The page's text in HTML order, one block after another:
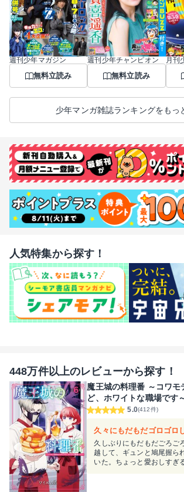
週刊少年マガジン
無料立読み
週刊少年チャンピオン
無料立読み
月刊
少年マンガ雑誌ランキングをもっ
人気特集から探す！
448万件以上のレビューから探す！
魔王城の料理番 ～コワモ
ど、ホワイトな職場です
5.0(412件)
久々にもだもだゴロゴロ
久しぶりにもだもだごろご
越して、ギュンと鳩尾握ら
いた。ちょっと愛おしすぎ